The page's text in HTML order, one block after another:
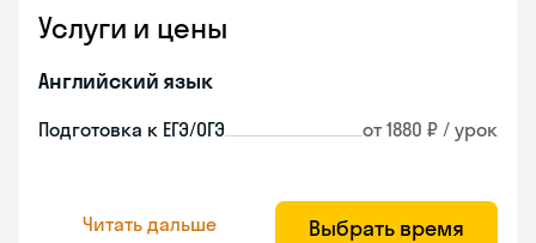
Услуги и цены
Английский язык
Подготовка к ЕГЭ/ОГЭ от 1880 ₽ / урок
Читать дальше Выбрать время